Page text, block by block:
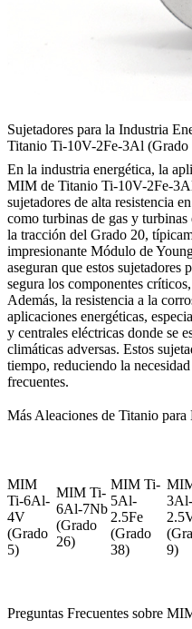
Sujetadores para la Industria
Titanio Ti-10V-2Fe-3Al (Grado
En la industria energética, la
MIM de Titanio Ti-10V-2Fe-
sujetadores de alta resistencia
como turbinas de gas y
la tracción del Grado 20,
impresionante Módulo de
aseguran que estos sujetadores
segura los componentes
Además, la resistencia a la
aplicaciones energéticas,
y centrales eléctricas donde se
climáticas adversas. Estos
tiempo, reduciendo la
frecuentes.
Más Aleaciones de Titanio
MIM
Ti-6Al-
4V
(Grado
5)
MIM Ti-
6Al-7Nb
(Grado
26)
MIM Ti-
5Al-
2.5Fe
(Grado
38)
3Al-
9)
Preguntas Frecuentes sobre